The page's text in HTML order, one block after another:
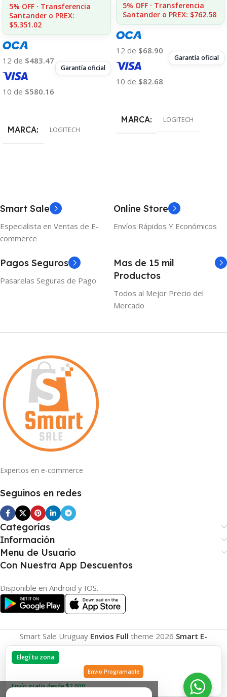
Elegí tu zona
Envio Programable
Envío gratis desde $2.000
5% OFF · Transferencia
Santander o PREX:
$5,351.02
12 de $483.47
10 de $580.16
Garantía oficial
MARCA LOGITECH
5% OFF · Transferencia
Santander o PREX: $762.58
12 de $68.90
10 de $82.68
Garantía oficial
MARCA LOGITECH
Smart Sale
Especialista en Ventas de E-
commerce
Online Store
Envíos Rápidos Y Económicos
Pagos Seguros
Pasarelas Seguras de Pago
Mas de 15 mil
Productos
Todos al Mejor Precio del
Mercado
Expertos en e-commerce
Seguinos en redes
Categorías
Información
Menu de Usuario
Con Nuestra App Descuentos
Disponible en Android y IOS.
Smart Sale Uruguay Envios Full theme 2026 Smart E-
Commerce.